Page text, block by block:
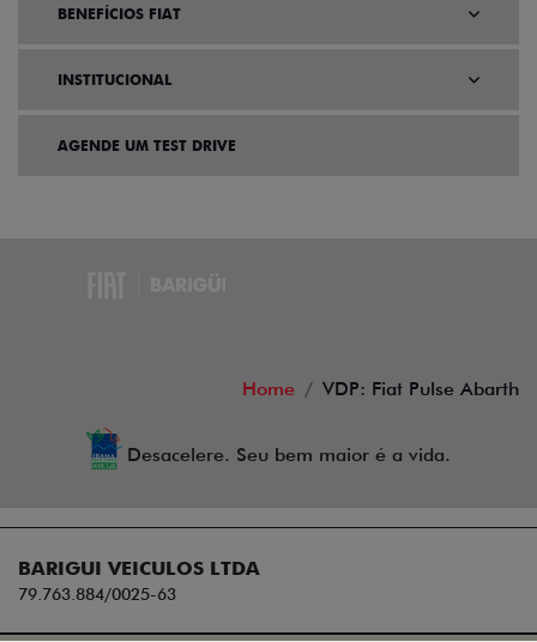
BENEFÍCIOS FIAT
INSTITUCIONAL
AGENDE UM TEST DRIVE
Home VDP: Fiat Pulse Abarth
Desacelere. Seu bem maior é a vida.
BARIGUI VEICULOS LTDA
79.763.884/0025-63